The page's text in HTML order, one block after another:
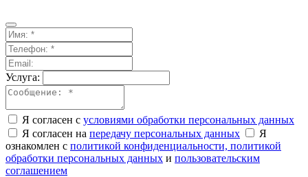
Услуга:
Я согласен с условиями обработки персональных данных
Я согласен на передачу персональных данных
Я
ознакомлен с политикой конфиденциальности, политикой
обработки персональных данных и пользовательским
соглашением